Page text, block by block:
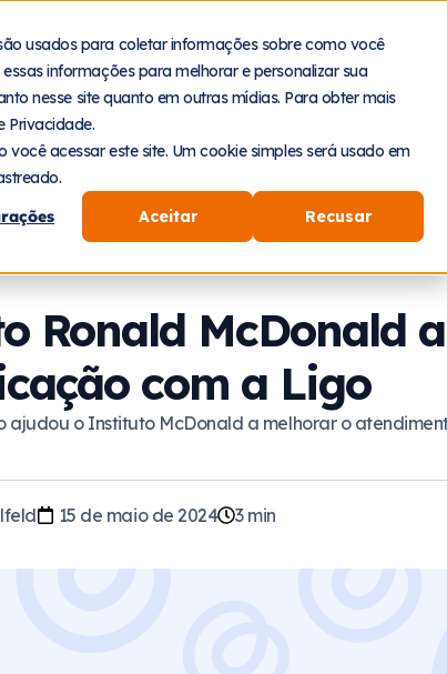
usados para coletar informações sobre como você
informações para melhorar e personalizar sua
nesse site quanto em outras mídias. Para obter mais
Privacidade.
acessar este site. Um cookie simples será usado em
Aceitar Recusar
Recursos Planos
Cases
Ronald McDonald
com a Ligo
ajudou o Instituto McDonald a melhorar o
15 de maio de 2024 3 min